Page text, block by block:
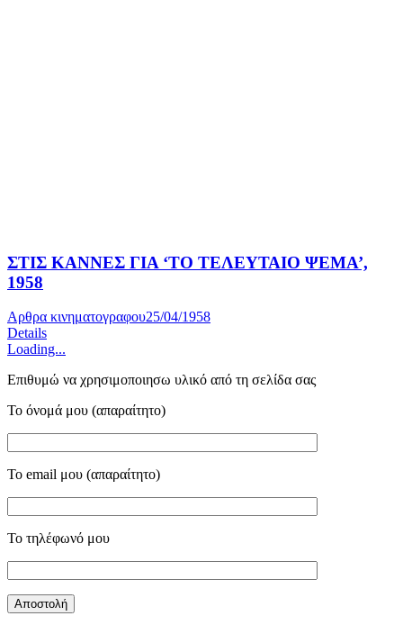
ΣΤΙΣ ΚΑΝΝΕΣ ΓΙΑ ‘ΤΟ ΤΕΛΕΥΤΑΙΟ ΨΕΜΑ’,
1958
Αρθρα κινηματογραφου25/04/1958
Details
Loading...
Επιθυμώ να χρησιμοποιησω υλικό από τη σελίδα σας
Το όνομά μου (απαραίτητο)
Το email μου (απαραίτητο)
Το τηλέφωνό μου